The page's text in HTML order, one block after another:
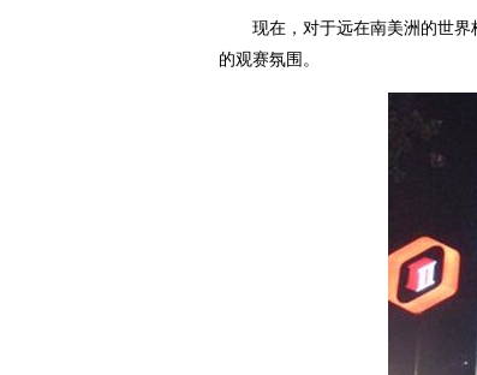
现在，对于远在南美洲的世界
的观赛氛围。